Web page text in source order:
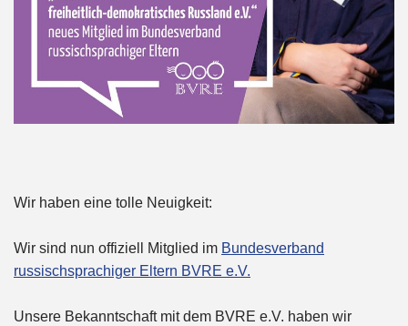
Wir haben eine tolle Neuigkeit:
Wir sind nun offiziell Mitglied im Bundesverband
russischsprachiger Eltern BVRE e.V.
Unsere Bekanntschaft mit dem BVRE e.V. haben wir